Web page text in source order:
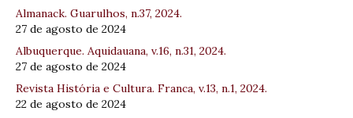
Almanack. Guarulhos, n.37, 2024.
27 de agosto de 2024
Albuquerque. Aquidauana, v.16, n.31, 2024.
27 de agosto de 2024
Revista História e Cultura. Franca, v.13, n.1, 2024.
22 de agosto de 2024